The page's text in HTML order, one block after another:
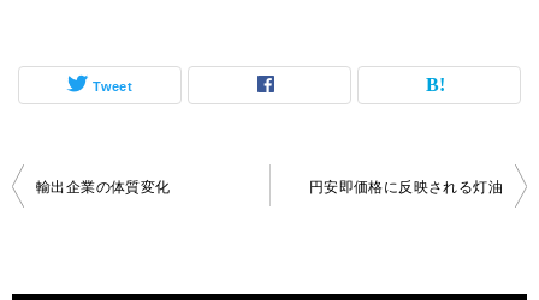
Tweet
投
輸出企業の体質変化 円安即価格に反映される灯油